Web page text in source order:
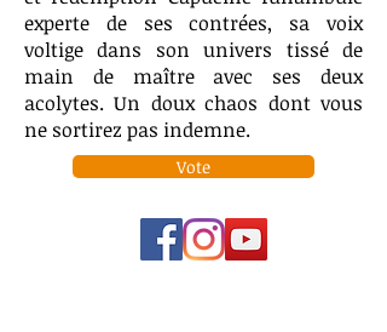
experte de ses contrées, sa voix
voltige dans son univers tissé de
main de maître avec ses deux
acolytes. Un doux chaos dont vous
ne sortirez pas indemne.
Vote